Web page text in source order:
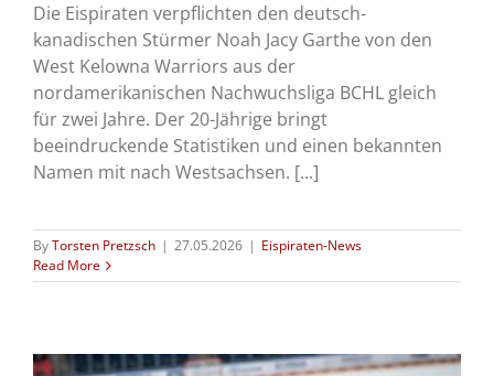
Die Eispiraten verpflichten den deutsch-
kanadischen Stürmer Noah Jacy Garthe von den
West Kelowna Warriors aus der
nordamerikanischen Nachwuchsliga BCHL gleich
für zwei Jahre. Der 20-Jährige bringt
beeindruckende Statistiken und einen bekannten
Namen mit nach Westsachsen. [...]
ByTorsten Pretzsch | 27.05.2026 | Eispiraten-News
Read More